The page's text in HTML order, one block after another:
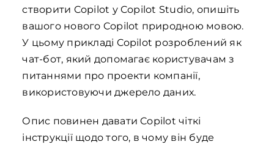
створити Copilot у Copilot Studio, опишіть
вашого нового Copilot природною мовою.
У цьому прикладі Copilot розроблений як
чат-бот, який допомагає користувачам з
питаннями про проекти компанії,
використовуючи джерело даних.
Опис повинен давати Copilot чіткі
інструкції щодо того, в чому він буде